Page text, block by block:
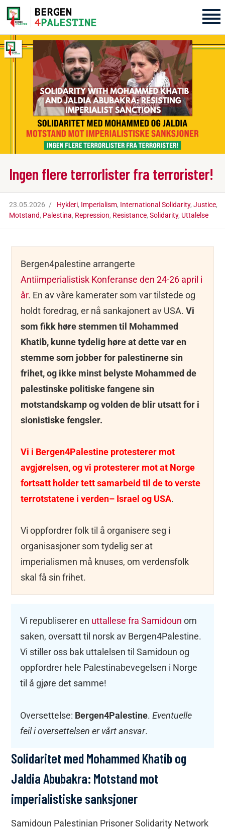
Ingen flere terrorlister fra terrorister!
23.05.2026 Hykleri, Imperialism, International Solidarity,Justice,
Motstand, Palestina, Repression, Resistance, Solidarity, Uttalelse
Home
Aktiviteter
Bli med på laget!
Om oss
Kontakt oss
Bergen4palestine arrangerte
Antiimperialistisk Konferanse den 24-26 april i
år. En av våre kamerater som var tilstede og
holdt foredrag, er nå sankajonert av USA.Vi
som fikk høre stemmen til Mohammed
Khatib, kunne tydelig høre at dette var en
stemme som jobber for palestinerne sin
frihet, og ikke minst belyste Mohammed de
palestinske politiske fangene sin
motstandskamp og volden de blir utsatt for i
sionistiske fengsler.
Vi i Bergen4Palestine protesterer mot
avgjørelsen, og vi protesterer mot at Norge
fortsatt holder tett samarbeid til de to verste
terrotstatene i verden– Israel og USA.
Vi oppfordrer folk til å organisere seg i
organisasjoner som tydelig ser at
imperialismen må knuses, om verdensfolk
skal få sin frihet.
Vi republiserer en uttallese fra Samidoun om
saken, oversatt til norsk av Bergen4Palestine.
Vi stiller oss bak uttalelsen til Samidoun og
oppfordrer hele Palestinabevegelsen i Norge
til å gjøre det samme!
Oversettelse: Bergen4Palestine.Eventuelle
feil i oversettelsen er vårt ansvar.
Solidaritet med Mohammed Khatib og
Jaldia Abubakra: Motstand mot
imperialistiske sanksjoner
Samidoun Palestinian Prisoner Solidarity Network